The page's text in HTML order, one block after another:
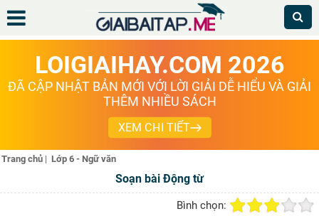
LOIGIAIHAY.COM 2026
ĐÃ CẬP NHẬT BẢN MỚI VỚI LỜI GIẢI DỄ HIỂU VÀ GIẢI
THÊM NHIỀU SÁCH
XEM CHI TIẾT
Trang chủ | Lớp 6 - Ngữ văn
Soạn bài Động từ
Bình chọn: